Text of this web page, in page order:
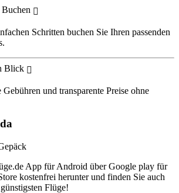
Schritten buchen Sie Ihren passenden
Blick
und transparente Preise ohne
App für Android über Google play für
kostenfrei herunter und finden Sie auch
Flüge!